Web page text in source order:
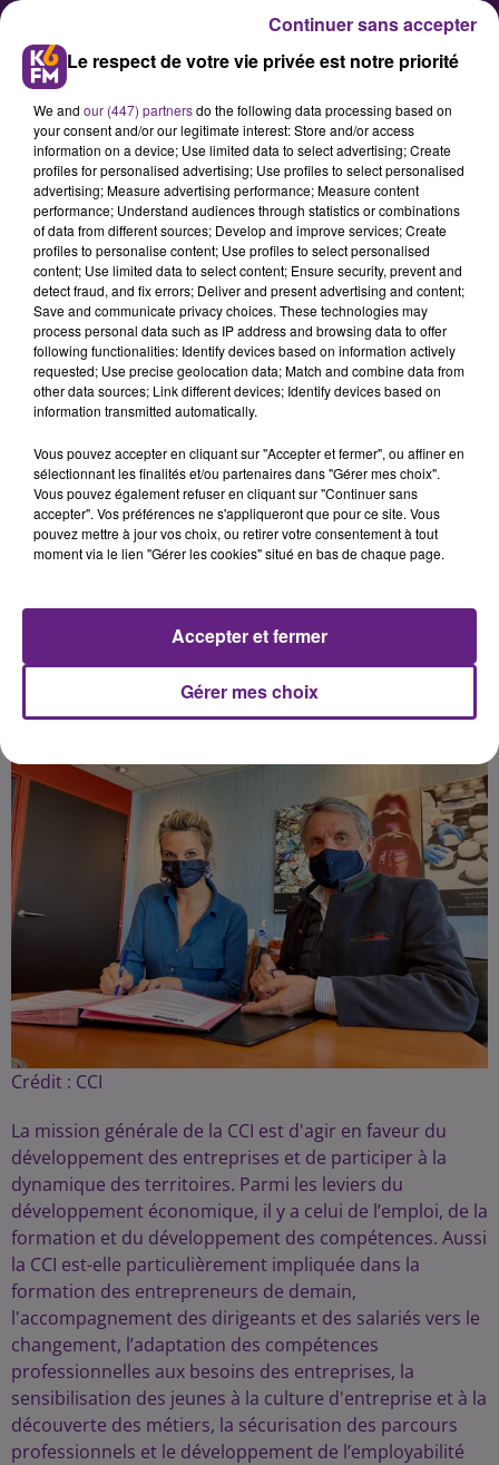
Signature d’une convention pour
l’emploi dans la métropole
dijonnaise
Xavier Mirepoix, président de la CCI
Côte-d’Or Dijon Métropole, et
Océane Charret-Godard, présidente
ce lundi une convention de
partenariat en faveur de l’emploi,
de la formation et de l’insertion
professionnelle sur le bassin
Publié : 13 avril 2021 à 7h10 par la rédaction
Crédit : CCI
La mission générale de la CCI est d'agir en faveur du
développement des entreprises et de participer à la
dynamique des territoires. Parmi les leviers du
développement économique, il y a celui de l’emploi, de la
formation et du développement des compétences. Aussi
la CCI est-elle particulièrement impliquée dans la
formation des entrepreneurs de demain,
l'accompagnement des dirigeants et des salariés vers le
changement, l’adaptation des compétences
professionnelles aux besoins des entreprises, la
sensibilisation des jeunes à la culture d'entreprise et à la
découverte des métiers, la sécurisation des parcours
professionnels et le développement de l’employabilité
Le respect de votre vie privée est notre priorité
We and our (447) partnersdo the following data processing based on
your consent and/or our legitimate interest: Store and/or access
information on a device; Use limited data to select advertising; Create
profiles for personalised advertising; Use profiles to select personalised
advertising; Measure advertising performance; Measure content
performance; Understand audiences through statistics or combinations
of data from different sources; Develop and improve services; Create
profiles to personalise content; Use profiles to select personalised
content; Use limited data to select content; Ensure security, prevent and
detect fraud, and fix errors; Deliver and present advertising and content;
Save and communicate privacy choices. These technologies may
process personal data such as IP address and browsing data to offer
following functionalities: Identify devices based on information actively
requested; Use precise geolocation data; Match and combine data from
other data sources; Link different devices; Identify devices based on
information transmitted automatically.
Vous pouvez accepter en cliquant sur "Accepter et fermer", ou affiner en
sélectionnant les finalités et/ou partenaires dans "Gérer mes choix".
Vous pouvez également refuser en cliquant sur "Continuer sans
accepter". Vos préférences ne s'appliqueront que pour ce site. Vous
pouvez mettre à jour vos choix, ou retirer votre consentement à tout
moment via le lien "Gérer les cookies" situé en bas de chaque page.
Gérer mes choix
Accepter et fermer
Continuer sans accepter